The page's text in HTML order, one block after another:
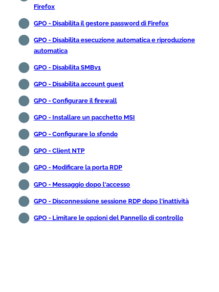
Firefox
GPO - Disabilita il gestore password di Firefox
GPO - Disabilita esecuzione automatica e riproduzione
automatica
GPO - Disabilita SMBv1
GPO - Disabilita account guest
GPO - Configurare il firewall
GPO - Installare un pacchetto MSI
GPO - Configurare lo sfondo
GPO - Client NTP
GPO - Modificare la porta RDP
GPO - Messaggio dopo l'accesso
GPO - Disconnessione sessione RDP dopo l'inattività
GPO - Limitare le opzioni del Pannello di controllo